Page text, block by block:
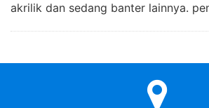
akrilik dan sedang banter lainnya.